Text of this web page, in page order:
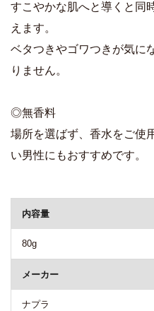
すこやかな肌へと導くと同
えます。
ベタつきやゴワつきが気に
りません。
◎無香料
場所を選ばず、香水をご使
い男性にもおすすめです。
内容量
80g
メーカー
ナプラ